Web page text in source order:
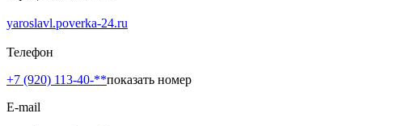
yaroslavl.poverka-24.ru
Телефон
+7 (920) 113-40-**показать номер
E-mail